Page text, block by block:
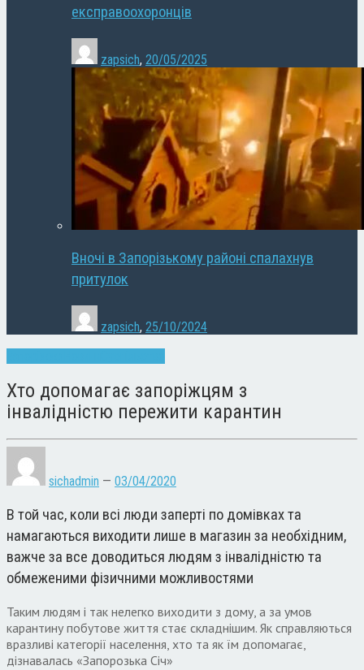
експравоохоронців
zapsich, 20/05/2025
Вночі в Запорізькому районі спалахнув
притулок
zapsich, 25/10/2024
Хто допомагає запоріжцям з
інвалідністю пережити карантин
sichadmin — 03/04/2020
В той час, коли всі люди заперті по домівках та
намагаються виходити лише в магазин за необхідним,
важче за все доводиться людям з інвалідністю та
обмеженими фізичними можливостями
Таким людям і так нелегко виходити з дому, а за умов
карантину побутове життя стає складнішим. Як справляються
вразливі категорії населення, хто та як їм допомагає,
дізнавалась «Запорозька Січ»